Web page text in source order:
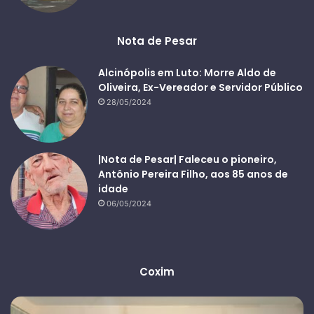
Nota de Pesar
Alcinópolis em Luto: Morre Aldo de
Oliveira, Ex-Vereador e Servidor Público
28/05/2024
|Nota de Pesar| Faleceu o pioneiro,
Antônio Pereira Filho, aos 85 anos de
idade
06/05/2024
Coxim